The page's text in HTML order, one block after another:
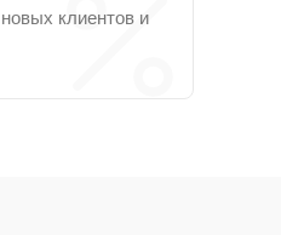
клиентов и